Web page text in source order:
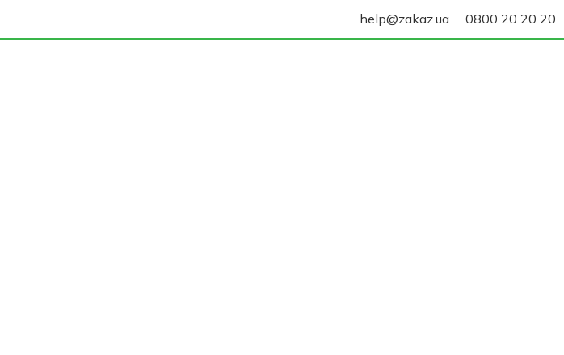
help@zakaz.ua 0800 20 20 20